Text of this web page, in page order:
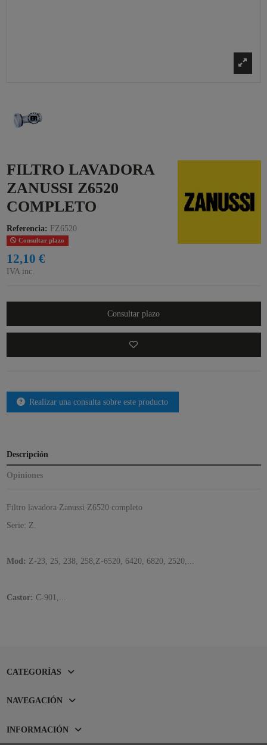
FILTRO LAVADORA
ZANUSSI Z6520
COMPLETO
Referencia: FZ6520
Consultar plazo
12,10 €
IVA inc.
Consultar plazo
Realizar una consulta sobre este producto
Descripción
Opiniones
Filtro lavadora Zanussi Z6520 completo
Serie: Z.
Mod: Z-23, 25, 238, 258,Z-6520, 6420, 6820, 2520,...
Castor: C-901,...
CATEGORÍAS
NAVEGACIÓN
INFORMACIÓN